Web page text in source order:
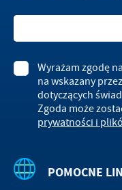
POMOCNE
Wyrażam zgodę
na wskazany
dotyczących
Zgoda może
prywatności i